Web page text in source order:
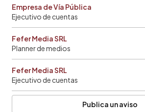
Empresa de Vía Pública
Ejecutivo de cuentas
Fefer Media SRL
Planner de medios
Fefer Media SRL
Ejecutivo de cuentas
Publica un aviso